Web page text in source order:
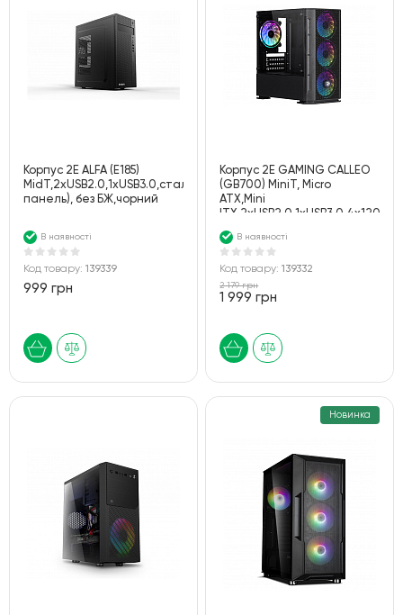
Корпус 2E ALFA (Е185)
MidT,2xUSB2.0,1xUSB3.0,сталь(бокова
панель), без БЖ,чорний
В наявності
Код товару: 139339
999 грн
Корпус 2E GAMING CALLEO
(GB700) MiniT, Micro
ATX,Mini
ITX,2xUSB2.0,1xUSB3.0,4x120мм
панель),без БЖ,чорний
В наявності
Код товару:139332
2 179 грн
1 999 грн
Новинка